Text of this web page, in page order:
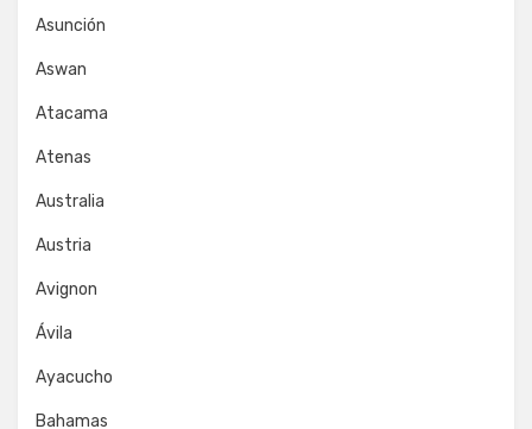
Asunción
Aswan
Atacama
Atenas
Australia
Austria
Avignon
Ávila
Ayacucho
Bahamas